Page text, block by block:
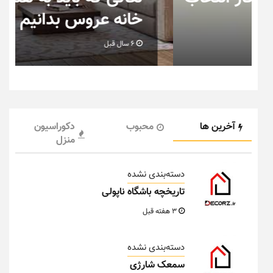
خانه عروس بدانیم + تصویر
آخرین ها محبوب
دکوراسیون
منزل
دسته‌بندی نشده
تاریخچه باشگاه ناپولی
دسته‌بندی نشده
سمعک شارژی